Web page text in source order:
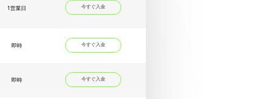
1営業日 今すぐ入金
即時 今すぐ入金
即時 今すぐ入金